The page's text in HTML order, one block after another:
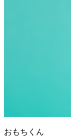
おもちくん